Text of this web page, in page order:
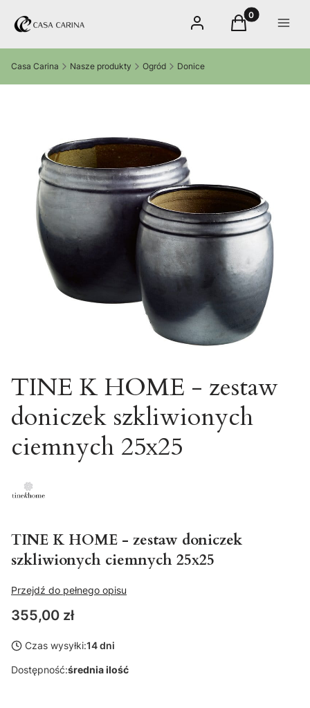
Zaloguj sięProdukty w
Koszyk Menu
Casa Carina Nasze produkty Ogród Donice
TINE K HOME - zestaw
doniczek szkliwionych
ciemnych 25x25
TINE K HOME - zestaw doniczek
szkliwionych ciemnych 25x25
Przejdź do pełnego opisu
Cena
355,00 zł
Czas wysyłki:14 dni
Dostępność:średnia ilość